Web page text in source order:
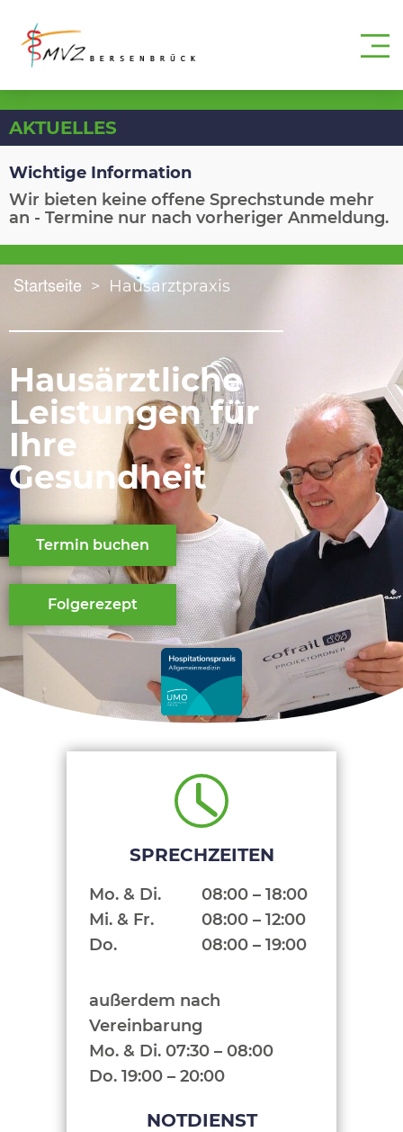
AKTUELLES
Wichtige Information
Wir bieten keine offene Sprechstunde mehr
an - Termine nur nach vorheriger Anmeldung.
Startseite > Hausarztpraxis
Hausärztliche
Leistungen für
Ihre
Gesundheit
Termin buchen
Folgerezept
SPRECHZEITEN
Mo. & Di.
Mi. & Fr.
Do.
08:00 – 18:00
08:00 – 12:00
08:00 – 19:00
außerdem nach
Vereinbarung
Mo. & Di. 07:30 – 08:00
Do. 19:00 – 20:00
NOTDIENST